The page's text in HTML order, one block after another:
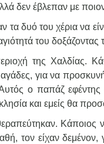
δεν έβλεπαν με
τα δυό του χέρια να
του δοξάζοντας
της Χαλδίας.
για να
ο παπάζ εφέντης
και εμείς θα
τον είχαν